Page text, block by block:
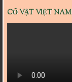
CỔ VẬT VIỆT NAM